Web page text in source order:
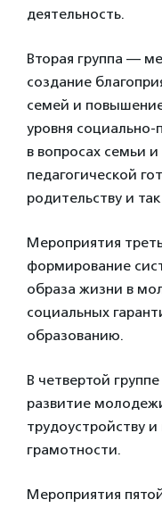
деятельность.
Вторая группа —
создание
семей и
уровня
в вопросах семьи
педагогической
родительству и
Мероприятия
формирование
образа жизни в
социальных
образованию.
В четвертой
развитие
трудоустройству
грамотности.
Мероприятия